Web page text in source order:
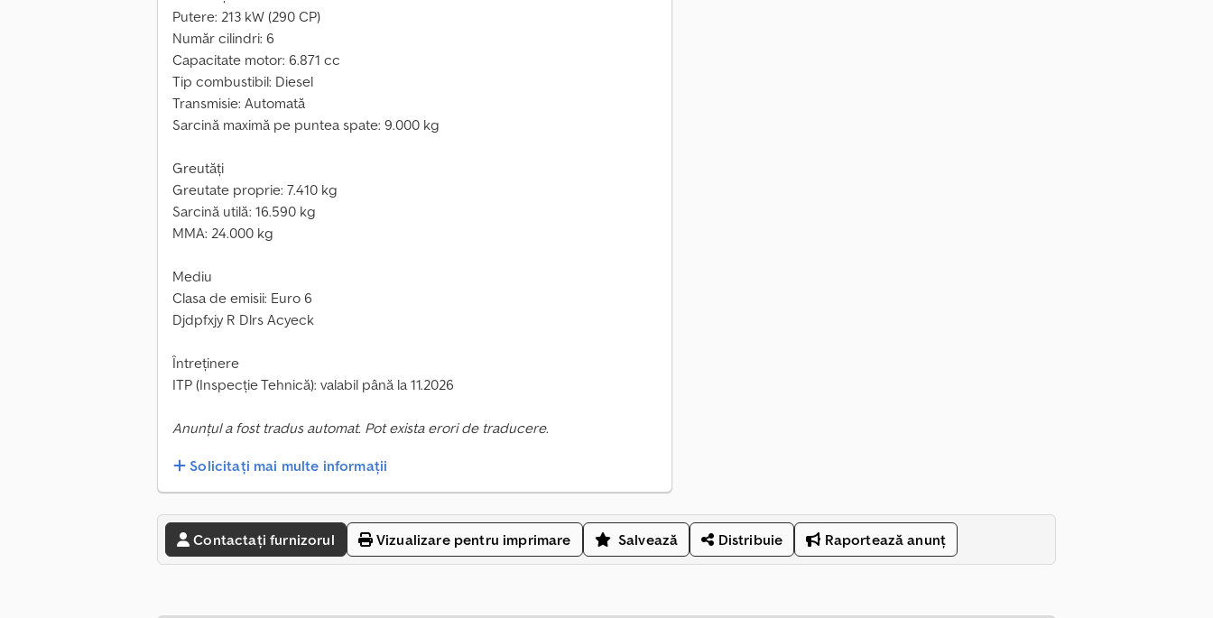
Putere: 213 kW (290 CP)
Număr cilindri: 6
Capacitate motor: 6.871 cc
Tip combustibil: Diesel
Transmisie: Automată
Sarcină maximă pe puntea spate: 9.000 kg
Greutăți
Greutate proprie: 7.410 kg
Sarcină utilă: 16.590 kg
MMA: 24.000 kg
Mediu
Clasa de emisii: Euro 6
Djdpfxjy R Dlrs Acyeck
Întreținere
ITP (Inspecție Tehnică): valabil până la 11.2026
Anunțul a fost tradus automat. Pot exista erori de traducere.
Solicitați mai multe informații
Contactați furnizorul Vizualizare pentru imprimare Salvează Distribuie Raportează anunț